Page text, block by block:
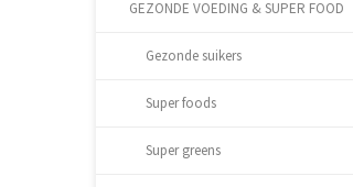
GEZONDE VOEDING & SUPER FOOD
Gezonde suikers
Super foods
Super greens